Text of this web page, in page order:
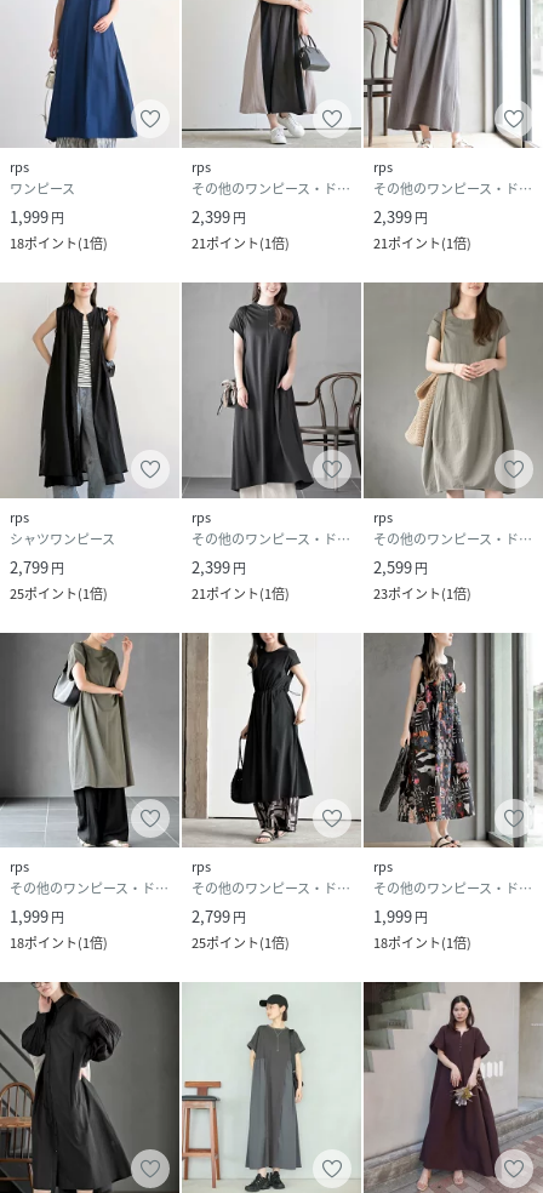
rps
ワンピース
1,999円
18ポイント(1倍)
rps
その他のワンピース・ドレス
2,399円
21ポイント(1倍)
rps
その他のワンピース・ドレス
2,399円
21ポイント(1倍)
rps
シャツワンピース
2,799円
25ポイント(1倍)
rps
その他のワンピース・ドレス
2,399円
21ポイント(1倍)
rps
その他のワンピース・ドレス
2,599円
23ポイント(1倍)
rps
その他のワンピース・ドレス
1,999円
18ポイント(1倍)
rps
その他のワンピース・ドレス
2,799円
25ポイント(1倍)
rps
その他のワンピース・ドレス
1,999円
18ポイント(1倍)